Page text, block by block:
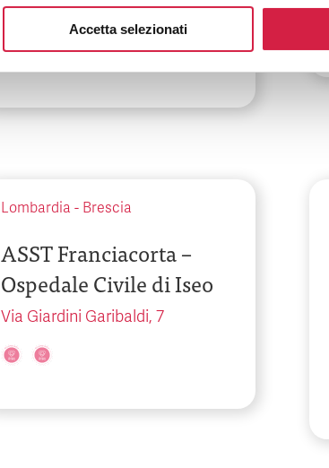
Accetta selezionati
Piazzale Principessa Clotilde, 3
Lombardia - Brescia
ASST Franciacorta –
Ospedale Civile di Iseo
Via Giardini Garibaldi, 7